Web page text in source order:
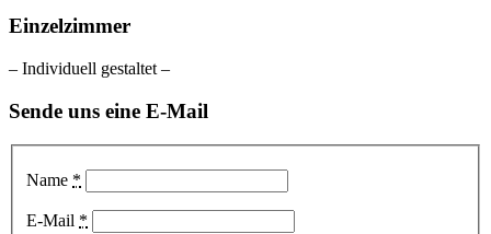
Einzelzimmer
– Individuell gestaltet –
Sende uns eine E-Mail
Name *
E-Mail *